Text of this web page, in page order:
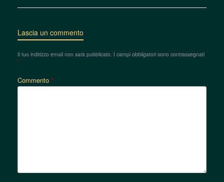
Lascia un commento
Il tuo indirizzo email non sarà pubblicato. I campi obbligatori sono contrassegnati
*
Commento *